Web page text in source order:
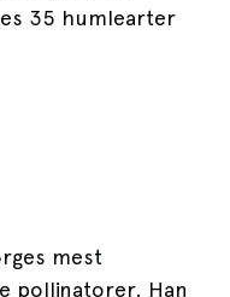
35 humlearter
mest
pollinatorer. Han